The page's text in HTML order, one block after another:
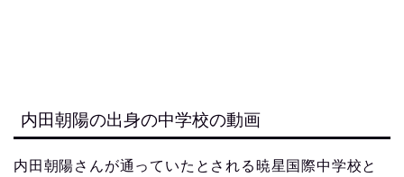
内田朝陽の出身の中学校の動画
内田朝陽さんが通っていたとされる暁星国際中学校と